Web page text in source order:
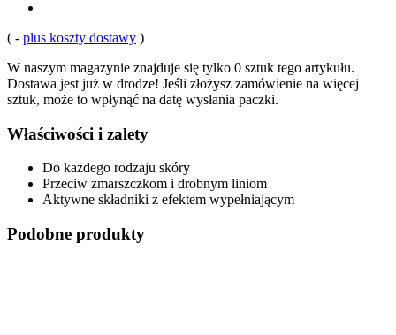
( - plus koszty dostawy )
W naszym magazynie znajduje się tylko 0 sztuk tego artykułu.
Dostawa jest już w drodze! Jeśli złożysz zamówienie na więcej
sztuk, może to wpłynąć na datę wysłania paczki.
Właściwości i zalety
Do każdego rodzaju skóry
Przeciw zmarszczkom i drobnym liniom
Aktywne składniki z efektem wypełniającym
Podobne produkty